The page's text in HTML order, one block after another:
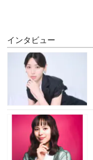
インタビュー